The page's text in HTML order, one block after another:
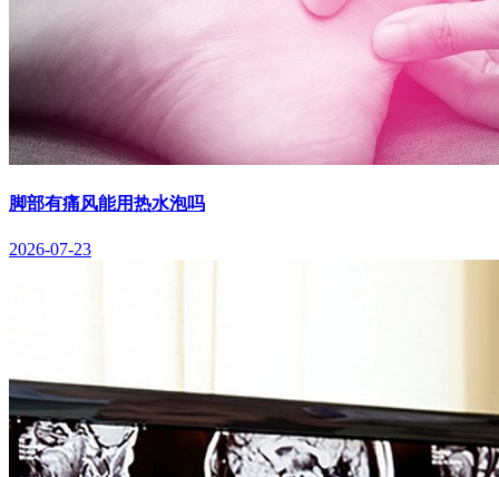
脚部有痛风能用热水泡吗
2026-07-23